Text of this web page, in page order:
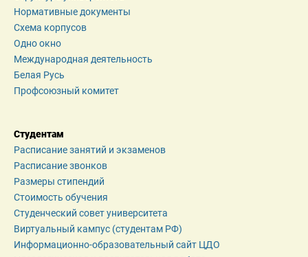
Нормативные документы
Схема корпусов
Одно окно
Международная деятельность
Белая Русь
Профсоюзный комитет
Студентам
Расписание занятий и экзаменов
Расписание звонков
Размеры стипендий
Стоимость обучения
Студенческий совет университета
Виртуальный кампус (студентам РФ)
Информационно-образовательный сайт ЦДО